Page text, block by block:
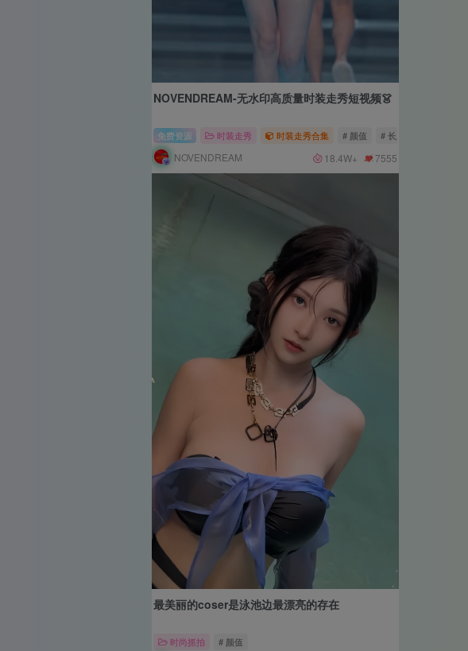
NOVENDREAM-无水印高质量时装走秀短视频👗
免费资源 时装走秀 时装走秀合集 # 颜值 # 长腿
NOVENDREAM 18.4W+ 7555
最美丽的coser是泳池边最漂亮的存在
时尚抓拍 # 颜值